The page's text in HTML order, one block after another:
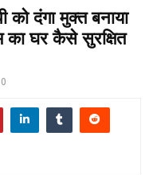
को दंगा मुक्त बनाया
का घर कैसे सुरक्षित
0